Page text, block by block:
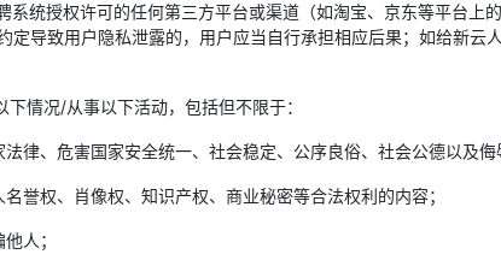
统授权许可的任何第三方平台或渠道（如淘宝、京东等平台
定导致用户隐私泄露的，用户应当自行承担相应后果；如给新
情况/从事以下活动，包括但不限于：
律、危害国家安全统一、社会稳定、公序良俗、社会公德以及侮
誉权、肖像权、知识产权、商业秘密等合法权利的内容；
人；